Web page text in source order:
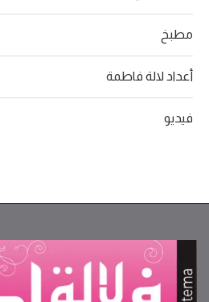
مطبخ
أعداد لالة فاطمة
فيديو